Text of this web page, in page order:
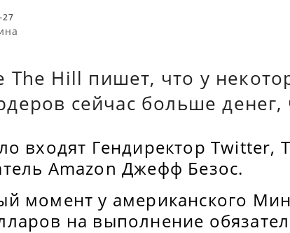
27
The Hill пишет, что у
сейчас больше
входят Гендиректор Twitter,
Amazon Джефф Безос.
момент у американского
на выполнение